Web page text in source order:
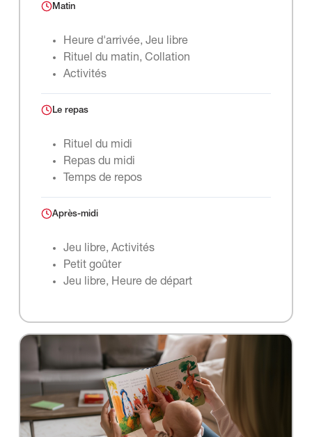
Matin
Heure d'arrivée, Jeu libre
Rituel du matin, Collation
Activités
Le repas
Rituel du midi
Repas du midi
Temps de repos
Après-midi
Jeu libre, Activités
Petit goûter
Jeu libre, Heure de départ